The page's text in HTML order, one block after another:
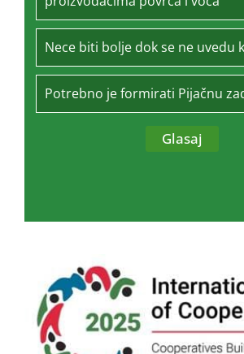
Nece biti bolje dok se ne uvedu
Potrebno je formirati Pijačnu